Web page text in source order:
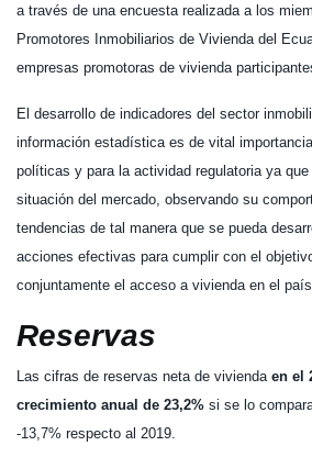
a través de una encuesta realizada a los
Promotores Inmobiliarios de Vivienda del
empresas promotoras de vivienda
El desarrollo de indicadores del sector
información estadística es de vital
políticas y para la actividad regulatoria ya
situación del mercado, observando su
tendencias de tal manera que se pueda
acciones efectivas para cumplir con el
conjuntamente el acceso a vivienda en el país.
Reservas
Las cifras de reservas neta de vivienda en el
crecimiento anual de 23,2% si se lo
-13,7% respecto al 2019.